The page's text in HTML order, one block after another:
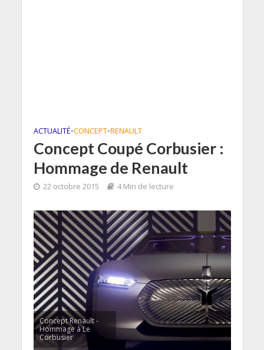
ACTUALITÉ•CONCEPT•RENAULT
Concept Coupé Corbusier :
Hommage de Renault
22 octobre 2015 4 Min de lecture
Concept Renault -
Hommage à Le
Corbusier